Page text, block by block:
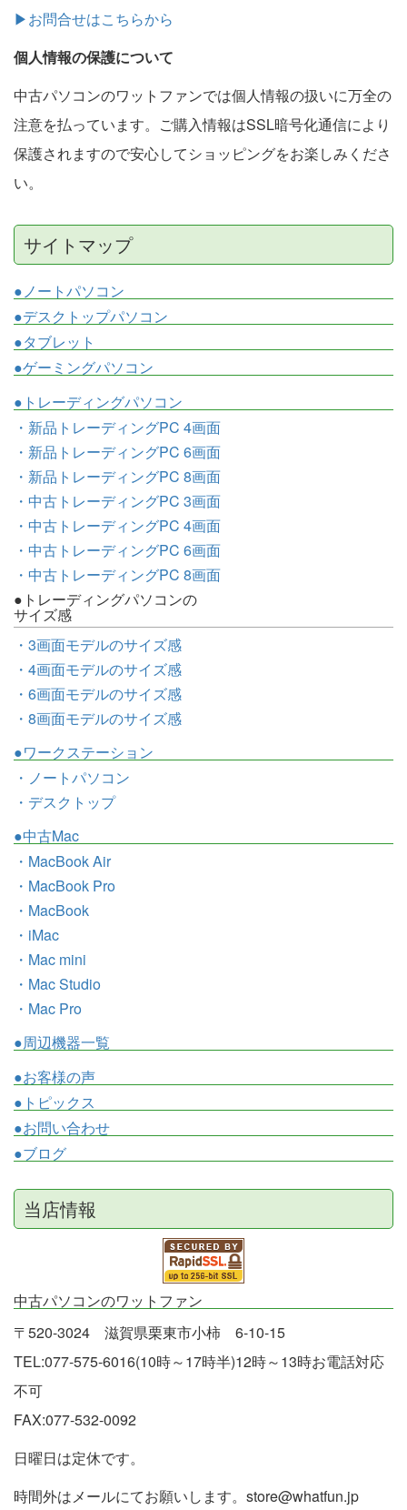
▶お問合せはこちらから
個人情報の保護について
中古パソコンのワットファンでは個人情報の扱いに万全の
注意を払っています。ご購入情報はSSL暗号化通信により
保護されますので安心してショッピングをお楽しみくださ
い。
サイトマップ
●ノートパソコン
●デスクトップパソコン
●タブレット
●ゲーミングパソコン
●トレーディングパソコン
・新品トレーディングPC 4画面
・新品トレーディングPC 6画面
・新品トレーディングPC 8画面
・中古トレーディングPC 3画面
・中古トレーディングPC 4画面
・中古トレーディングPC 6画面
・中古トレーディングPC 8画面
●トレーディングパソコンの
サイズ感
・3画面モデルのサイズ感
・4画面モデルのサイズ感
・6画面モデルのサイズ感
・8画面モデルのサイズ感
●ワークステーション
・ノートパソコン
・デスクトップ
●中古Mac
・MacBook Air
・MacBook Pro
・MacBook
・iMac
・Mac mini
・Mac Studio
・Mac Pro
●周辺機器一覧
●お客様の声
●トピックス
●お問い合わせ
●ブログ
当店情報
中古パソコンのワットファン
〒520-3024 滋賀県栗東市小柿 6-10-15
TEL:077-575-6016(10時～17時半)12時～13時お電話対応
不可
FAX:077-532-0092
日曜日は定休です。
時間外はメールにてお願いします。store@whatfun.jp